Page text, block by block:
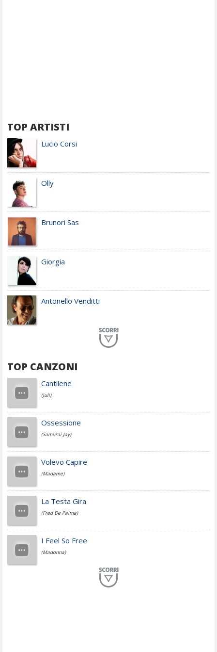
TOP ARTISTI
Lucio Corsi
Olly
Brunori Sas
Giorgia
Antonello Venditti
Achille Lauro
Cesare Cremonini
Jovanotti
Fedez
Simone Cristicchi
TOP CANZONI
Cantilene
(Juli)
Ossessione
(Samurai Jay)
Volevo Capire
(Madame)
La Testa Gira
(Fred De Palma)
I Feel So Free
(Madonna)